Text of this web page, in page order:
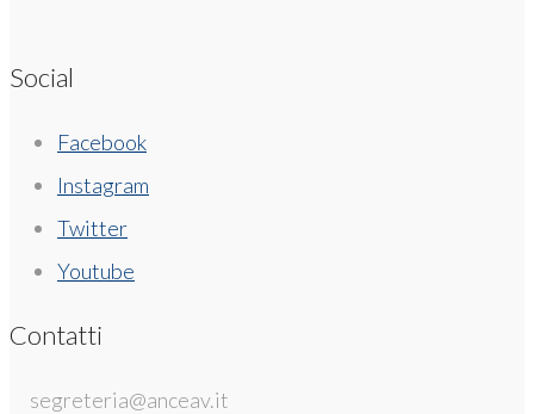
Social
Facebook
Instagram
Twitter
Youtube
Contatti
segreteria@anceav.it